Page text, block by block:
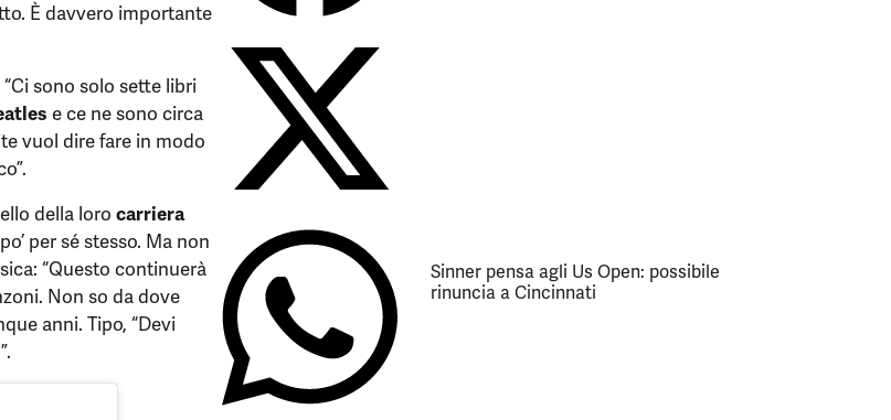
È davvero importante
sono solo sette libri
e ce ne sono circa
vuol dire fare in modo
della loro carriera
per sé stesso. Ma non
“Questo continuerà
Non so da dove
anni. Tipo, “Devi
Sinner pensa agli Us Open: possibile
rinuncia a Cincinnati